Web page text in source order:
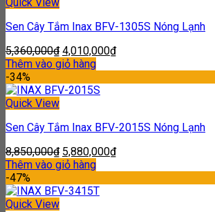
Sen Cây Tắm Inax BFV-1305S Nóng Lạnh
5,360,000₫ 4,010,000₫
Thêm vào giỏ hàng
-34%
Quick View
Sen Cây Tắm Inax BFV-2015S Nóng Lạnh
8,850,000₫ 5,880,000₫
Thêm vào giỏ hàng
-47%
Quick View